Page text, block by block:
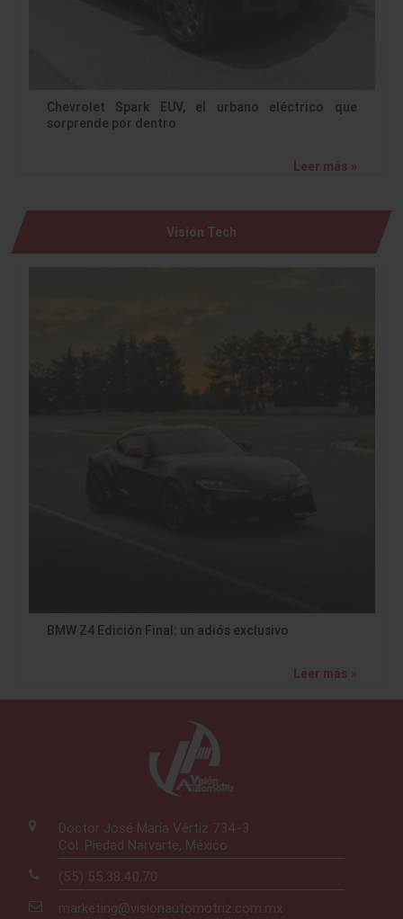
Chevrolet Spark EUV, el urbano eléctrico que
sorprende por dentro
Leer más »
Visión Tech
BMW Z4 Edición Final: un adiós exclusivo
Leer más »
Doctor José María Vértiz 734-3
Col. Piedad Narvarte, México
(55) 55.38.40.70
marketing@visionautomotriz.com.mx